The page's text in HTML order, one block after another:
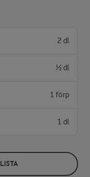
2 dl
½ dl
1 förp
1 dl